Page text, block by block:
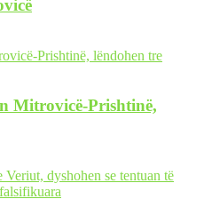
Mitrovicë-Prishtinë,